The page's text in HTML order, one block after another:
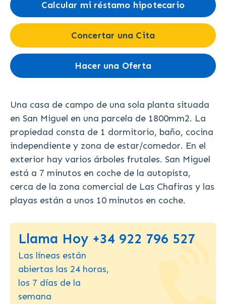
Calcular mi réstamo hipotecario
Concertar una Cita
Hacer una Oferta
Una casa de campo de una sola planta situada
en San Miguel en una parcela de 1800mm2. La
propiedad consta de 1 dormitorio, baño, cocina
independiente y zona de estar/comedor. En el
exterior hay varios árboles frutales. San Miguel
está a 7 minutos en coche de la autopista,
cerca de la zona comercial de Las Chafiras y las
playas están a unos 10 minutos en coche.
Llama Hoy +34 922 796 527
Las líneas están
abiertas las 24 horas,
los 7 días de la
semana